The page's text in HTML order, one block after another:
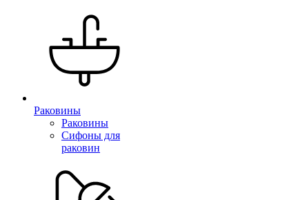
Раковины
Раковины
Сифоны для
раковин